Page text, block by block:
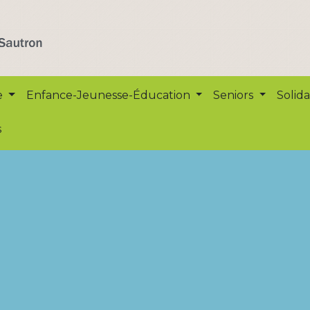
Enfance-Jeunesse-Éducation Seniors